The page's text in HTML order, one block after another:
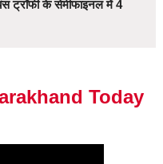
ट्रॉफी के सेमीफाइनल में 4
Today